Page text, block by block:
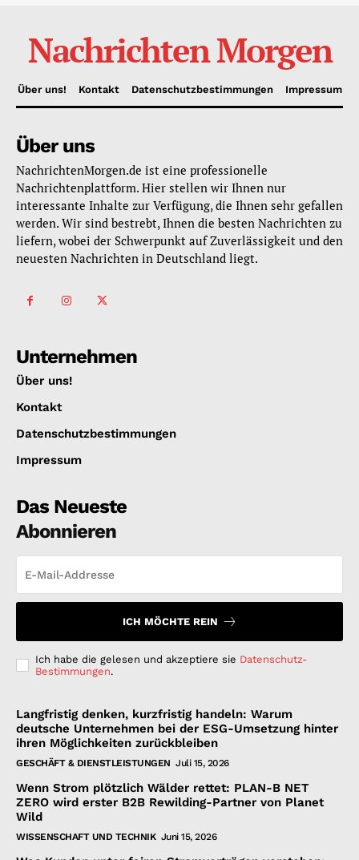
Nachrichten Morgen
Über uns! Kontakt Datenschutzbestimmungen Impressum
Über uns
NachrichtenMorgen.de ist eine professionelle
Nachrichtenplattform. Hier stellen wir Ihnen nur
interessante Inhalte zur Verfügung, die Ihnen sehr gefallen
werden. Wir sind bestrebt, Ihnen die besten Nachrichten zu
liefern, wobei der Schwerpunkt auf Zuverlässigkeit und den
neuesten Nachrichten in Deutschland liegt.
Unternehmen
Über uns!
Kontakt
Datenschutzbestimmungen
Impressum
Das Neueste
Abonnieren
ICH MÖCHTE REIN
Ich habe die gelesen und akzeptiere sie Datenschutz-
Bestimmungen.
Langfristig denken, kurzfristig handeln: Warum
deutsche Unternehmen bei der ESG-Umsetzung hinter
ihren Möglichkeiten zurückbleiben
GESCHÄFT & DIENSTLEISTUNGEN Juli 15, 2026
Wenn Strom plötzlich Wälder rettet: PLAN-B NET
ZERO wird erster B2B Rewilding-Partner von Planet
Wild
WISSENSCHAFT UND TECHNIK Juni 15, 2026